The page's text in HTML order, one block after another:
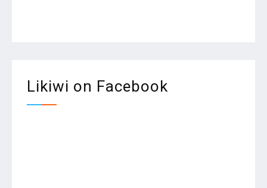
Likiwi on Facebook